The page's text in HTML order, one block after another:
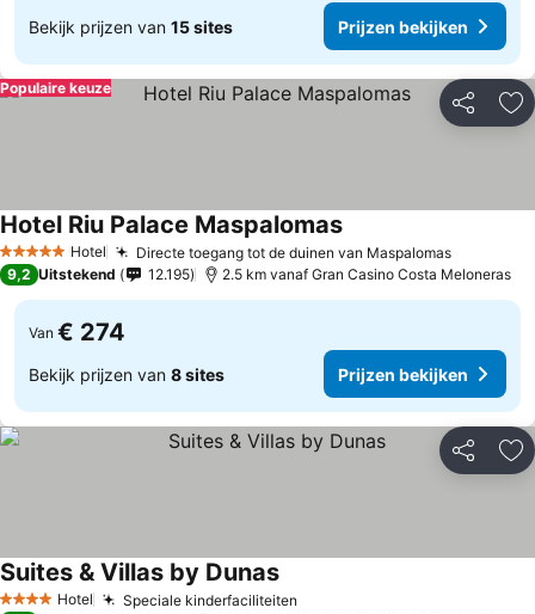
Bekijk prijzen van 15 sites Prijzen bekijken
Delen
Populaire keuze
5 Sterren Hotel Directe toegang tot de duinen van MaspalomasPrijzen
Hotel Riu Palace MaspalomasPrijzen bekijken
9,2 Uitstekend 12.195 2.5 km vanaf Gran Casino Costa Meloneras
Van € 274
Bekijk prijzen van 8 sites Prijzen bekijken
Delen
4 SterrenHotel Speciale kinderfaciliteiten
Suites & Villas by DunasPrijzen bekijken